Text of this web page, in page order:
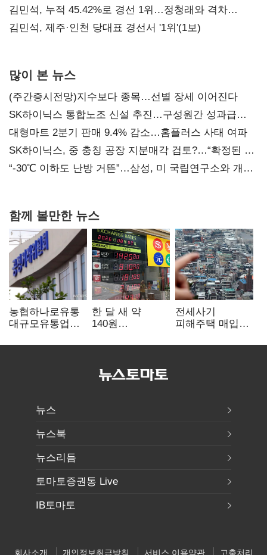
김민석, 누적 45.42%로 경선 1위…정청래와 격차
0.86%p(2보)
김민석, 제주·인천 당대표 경선서 '1위'(1보)
많이 본 뉴스
(주간증시전망)지수보다 종목…선별 장세 이어진다
SK하이닉스 통합노조 신설 추진…구성원간 성과급
불만 확산
대형마트 2분기 판매 9.4% 감소…홈플러스 사태 여파
SK하이닉스, 중 충칭 공장 지분매각 검토?…“확정된 바
없어”
“-30℃ 이하도 난방 거뜬”…삼성, 미 국립연구소와 개발
함께 볼만한 뉴스
농협하나로유통
대규모유통업법
공정위, 과징금
한 달 새 약
140원
엔저'에 원화
전세사기
피해주택 매입
누적 피해자
뉴스
뉴스북
뉴스리듬
토마토증권통 Live
IB토마토
회사소개 개인정보취급방침 서비스 이용약관 고충처리